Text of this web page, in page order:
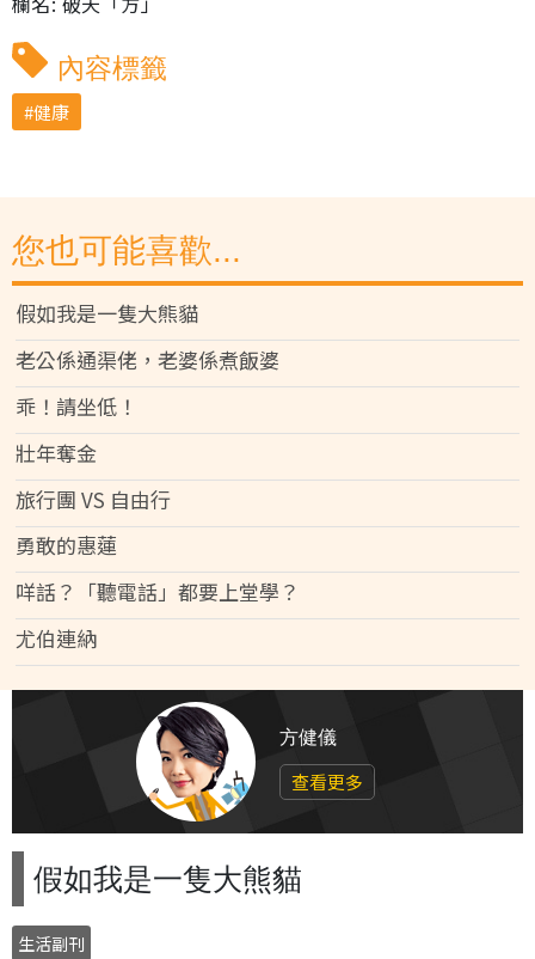
內容標籤
健康
您也可能喜歡...
假如我是一隻大熊貓
老公係通渠佬，老婆係煮飯婆
乖！請坐低！
壯年奪金
旅行團 VS 自由行
勇敢的惠蓮
咩話？「聽電話」都要上堂學？
尤伯連納
方健儀
查看更多
假如我是一隻大熊貓
生活副刊